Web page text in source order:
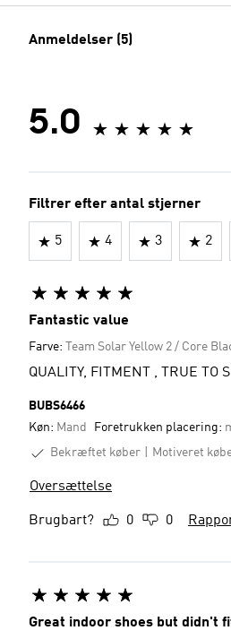
Anmeldelser (5)
5.0
Filtrer efter antal stjerner
5 4 3 2
Fantastic value
Farve: Team Solar Yellow 2 / Core
BUBS6466
Køn: Mand Foretrukken placering:
Bekræftet køber
Motiveret
Oversættelse
Brugbart? 0 0
Great indoor shoes but didn't